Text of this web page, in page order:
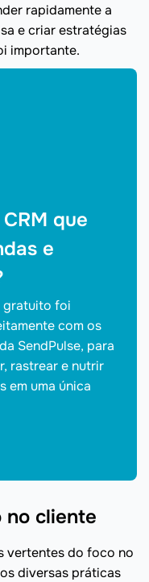
rapidamente a
e criar estratégias
importante.
que
e
gratuito foi
com os
SendPulse, para
rastrear e nutrir
em uma única
no cliente
vertentes do foco no
diversas práticas